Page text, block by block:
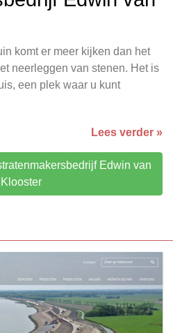
komt er meer kijken dan het
neerleggen van stenen. Het is
een plek waar u kunt
Lees verder »
Edwin van